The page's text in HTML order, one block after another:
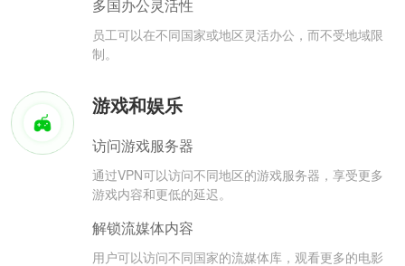
多国办公灵活性
员工可以在不同国家或地区灵活办公，而不受地域限
制。
游戏和娱乐
访问游戏服务器
通过VPN可以访问不同地区的游戏服务器，享受更多
游戏内容和更低的延迟。
解锁流媒体内容
用户可以访问不同国家的流媒体库，观看更多的电影